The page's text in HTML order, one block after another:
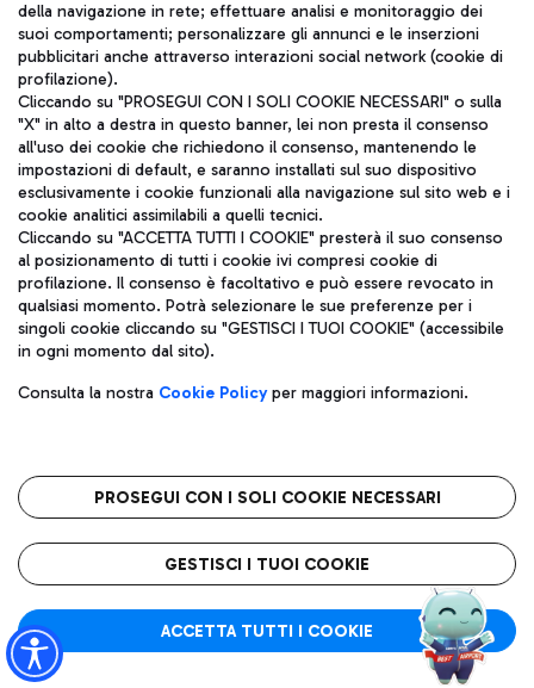
LH 5176
Operato da:
T1
Stato volo:Schedulato
Traccia volo
Orario previsto:
17:35
SV 6215
Operato da:
AZ 1467
VENEZIA (VCE)
Traccia volo
Orario previsto:
17:35
della navigazione in rete; effettuare analisi e monitoraggio dei
suoi comportamenti; personalizzare gli annunci e le inserzioni
pubblicitari anche attraverso interazioni social network (cookie di
profilazione).
Cliccando su "PROSEGUI CON I SOLI COOKIE NECESSARI" o sulla
"X" in alto a destra in questo banner, lei non presta il consenso
all'uso dei cookie che richiedono il consenso, mantenendo le
impostazioni di default, e saranno installati sul suo dispositivo
esclusivamente i cookie funzionali alla navigazione sul sito web e i
cookie analitici assimilabili a quelli tecnici.
Cliccando su "ACCETTA TUTTI I COOKIE" presterà il suo consenso
al posizionamento di tutti i cookie ivi compresi cookie di
profilazione. Il consenso è facoltativo e può essere revocato in
qualsiasi momento. Potrà selezionare le sue preferenze per i
singoli cookie cliccando su "GESTISCI I TUOI COOKIE" (accessibile
in ogni momento dal sito).
Consulta la nostra Cookie Policyper maggiori informazioni.
PROSEGUI CON I SOLI COOKIE NECESSARI
GESTISCI I TUOI COOKIE
ACCETTA TUTTI I COOKIE